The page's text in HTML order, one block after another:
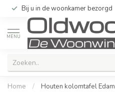
Bij u in de woonkamer bezorgd
MENU
Home / Houten kolomtafel Edam